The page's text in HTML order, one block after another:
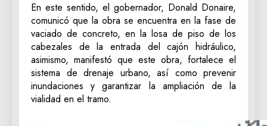
En este sentido, el gobernador, Donald Donaire,
comunicó que la obra se encuentra en la fase de
vaciado de concreto, en la losa de piso de los
cabezales de la entrada del cajón hidráulico,
asimismo, manifestó que este obra, fortalece el
sistema de drenaje urbano, así como prevenir
inundaciones y garantizar la ampliación de la
vialidad en el tramo.